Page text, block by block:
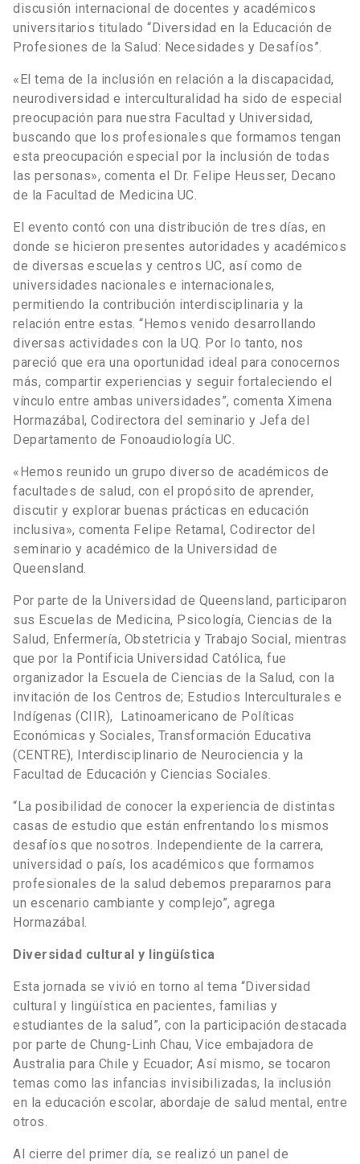
discusión internacional de docentes y académicos
universitarios titulado “Diversidad en la Educación de
Profesiones de la Salud: Necesidades y Desafíos”.
«El tema de la inclusión en relación a la discapacidad,
neurodiversidad e interculturalidad ha sido de especial
preocupación para nuestra Facultad y Universidad,
buscando que los profesionales que formamos tengan
esta preocupación especial por la inclusión de todas
las personas», comenta el Dr. Felipe Heusser, Decano
de la Facultad de Medicina UC.
El evento contó con una distribución de tres días, en
donde se hicieron presentes autoridades y académicos
de diversas escuelas y centros UC, así como de
universidades nacionales e internacionales,
permitiendo la contribución interdisciplinaria y la
relación entre estas. “Hemos venido desarrollando
diversas actividades con la UQ. Por lo tanto, nos
pareció que era una oportunidad ideal para conocernos
más, compartir experiencias y seguir fortaleciendo el
vínculo entre ambas universidades”, comenta Ximena
Hormazábal, Codirectora del seminario y Jefa del
Departamento de Fonoaudiología UC.
«Hemos reunido un grupo diverso de académicos de
facultades de salud, con el propósito de aprender,
discutir y explorar buenas prácticas en educación
inclusiva», comenta Felipe Retamal, Codirector del
seminario y académico de la Universidad de
Queensland.
Por parte de la Universidad de Queensland, participaron
sus Escuelas de Medicina, Psicología, Ciencias de la
Salud, Enfermería, Obstetricia y Trabajo Social, mientras
que por la Pontificia Universidad Católica, fue
organizador la Escuela de Ciencias de la Salud, con la
invitación de los Centros de; Estudios Interculturales e
Indígenas (CIIR), Latinoamericano de Políticas
Económicas y Sociales, Transformación Educativa
(CENTRE), Interdisciplinario de Neurociencia y la
Facultad de Educación y Ciencias Sociales.
“La posibilidad de conocer la experiencia de distintas
casas de estudio que están enfrentando los mismos
desafíos que nosotros. Independiente de la carrera,
universidad o país, los académicos que formamos
profesionales de la salud debemos prepararnos para
un escenario cambiante y complejo”, agrega
Hormazábal.
Diversidad cultural y lingüística
Esta jornada se vivió en torno al tema “Diversidad
cultural y lingüística en pacientes, familias y
estudiantes de la salud”, con la participación destacada
por parte de Chung-Linh Chau, Vice embajadora de
Australia para Chile y Ecuador; Así mismo, se tocaron
temas como las infancias invisibilizadas, la inclusión
en la educación escolar, abordaje de salud mental, entre
otros.
Al cierre del primer día, se realizó un panel de